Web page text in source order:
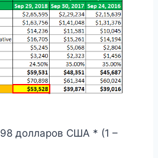
долларов США * (1 –